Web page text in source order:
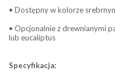
• Dostępny w kolorze
• Opcjonalnie z drewnianymi
lub eucaliptus
Specyfikacja: